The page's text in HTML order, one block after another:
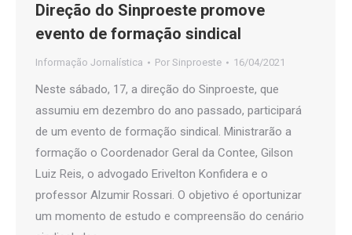
Direção do Sinproeste promove
evento de formação sindical
Informação Jornalística Por Sinproeste 16/04/2021
Neste sábado, 17, a direção do Sinproeste, que
assumiu em dezembro do ano passado, participará
de um evento de formação sindical. Ministrarão a
formação o Coordenador Geral da Contee, Gilson
Luiz Reis, o advogado Erivelton Konfidera e o
professor Alzumir Rossari. O objetivo é oportunizar
um momento de estudo e compreensão do cenário